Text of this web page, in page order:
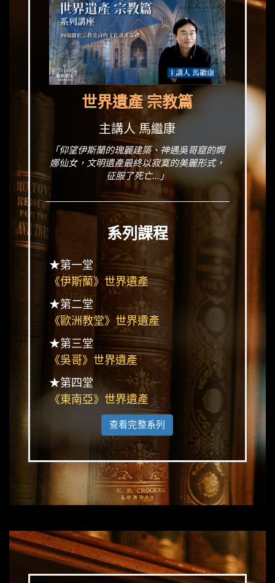
世界遺產 宗教篇
主講人 馬繼康
「仰望伊斯蘭的瑰麗建築、神遇吳哥窟的婀
娜仙女，文明遺產最終以寂寞的美麗形式，
征服了死亡...」
系列課程
★第一堂
《伊斯蘭》世界遺產
★第二堂
《歐洲教堂》世界遺產
★第三堂
《吳哥》世界遺產
★第四堂
《東南亞》世界遺產
查看完整系列